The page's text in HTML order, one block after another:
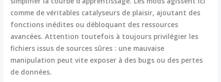
comme de véritables catalyseurs de plaisir, ajoutant des
fonctions inédites ou débloquant des ressources
avancées. Attention toutefois à toujours privilégier les
fichiers issus de sources sûres : une mauvaise
manipulation peut vite exposer à des bugs ou des pertes
de données.